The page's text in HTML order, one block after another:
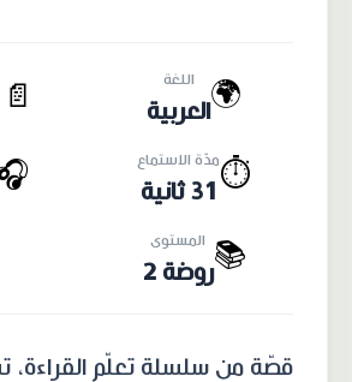
🌍 اللغة
العربية 📄
⏱️مدّة الاستماع
31 ثانية
📚 المستوى
روضة 2
قصّة من سلسلة تعلّم القراءة،